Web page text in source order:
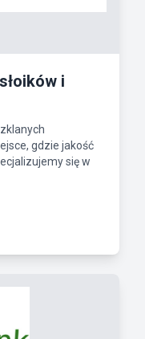
i
gdzie jakość
się w